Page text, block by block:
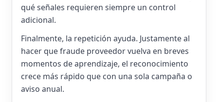
qué señales requieren siempre un control
adicional.
Finalmente, la repetición ayuda. Justamente al
hacer que fraude proveedor vuelva en breves
momentos de aprendizaje, el reconocimiento
crece más rápido que con una sola campaña o
aviso anual.